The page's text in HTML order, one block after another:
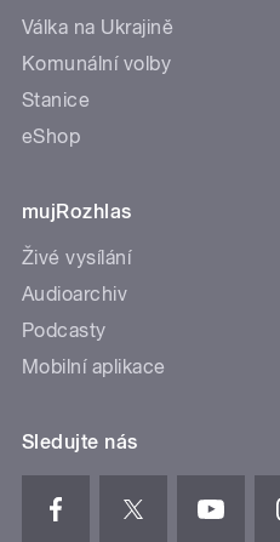
Válka na Ukrajině
Komunální volby
Stanice
eShop
mujRozhlas
Živé vysílání
Audioarchiv
Podcasty
Mobilní aplikace
Sledujte nás